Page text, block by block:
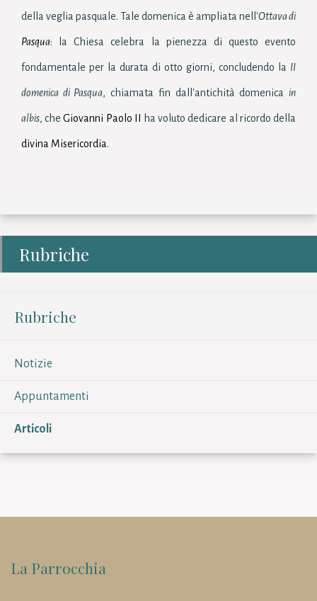
della veglia pasquale. Tale domenica è ampliata nell'Ottava di
Pasqua: la Chiesa celebra la pienezza di questo evento
fondamentale per la durata di otto giorni, concludendo la II
domenica di Pasqua, chiamata fin dall'antichità domenicain
albis, cheGiovanni Paolo II ha voluto dedicare al ricordo della
divina Misericordia.
Rubriche
Rubriche
Notizie
Appuntamenti
Articoli
La Parrocchia